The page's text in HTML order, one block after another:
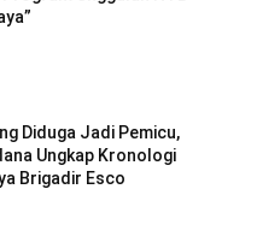
Diduga Jadi Pemicu,
Ungkap Kronologi
Brigadir Esco